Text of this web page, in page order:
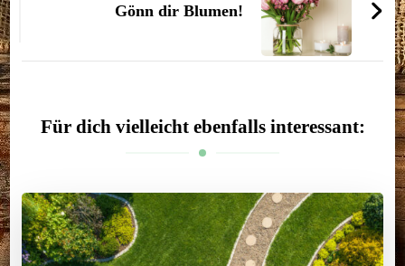
Gönn dir Blumen!
Für dich vielleicht ebenfalls interessant: